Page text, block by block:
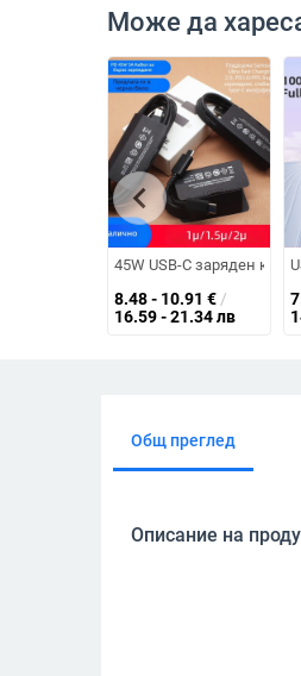
Може да
45W USB-C заряден
8.48 - 10.91 € /
16.59 - 21.34 лв
chevron_left
Общ преглед
Описание на